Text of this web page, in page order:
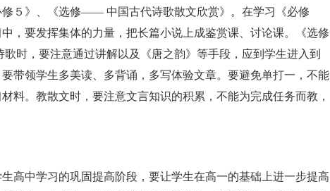
修５》、《选修—— 中国古代诗歌散文欣赏》。在学习《必修
，要发挥集体的力量，把长篇小说上成鉴赏课、讨论课。《选修
时，要注意通过讲解以及《唐之韵》等手段，应到学生进入到
带领学生多美读、多背诵，多写体验文章。要避免单打一，不能
料。教散文时，要注意文言知识的积累，不能为完成任务而教，
高中学习的巩固提高阶段，要让学生在高一的基础上进一步提高